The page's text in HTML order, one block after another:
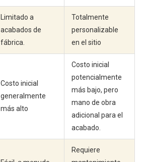
Limitado a
acabados de
fábrica.
Totalmente
personalizable
en el sitio
Costo inicial
generalmente
más alto
Costo inicial
potencialmente
más bajo, pero
mano de obra
adicional para el
acabado.
Requiere